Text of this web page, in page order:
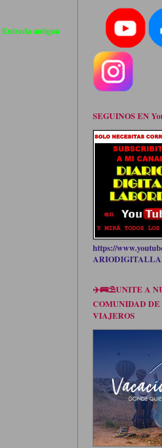
Entrada antigua
SEGUINOS EN
https://
✈️🚌⛱UNITE A
COMUNIDAD DE
VIAJEROS